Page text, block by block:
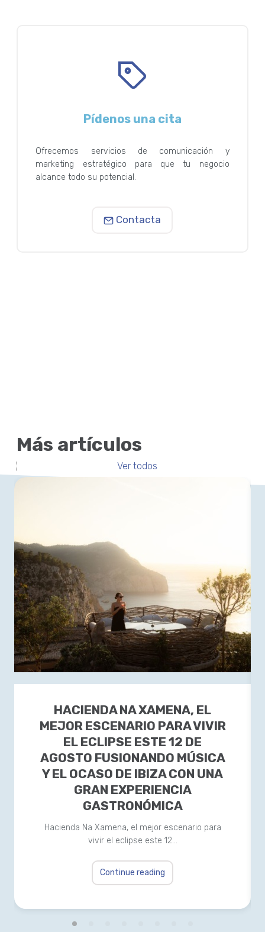
Pídenos una cita
Ofrecemos servicios de comunicación y
marketing estratégico para que tu negocio
alcance todo su potencial.
Contacta
Más artículos
Ver todos
HACIENDA NA XAMENA, EL
MEJOR ESCENARIO PARA VIVIR
EL ECLIPSE ESTE 12 DE
AGOSTO FUSIONANDO MÚSICA
Y EL OCASO DE IBIZA CON UNA
GRAN EXPERIENCIA
GASTRONÓMICA
Hacienda Na Xamena, el mejor escenario para
vivir el eclipse este 12…
Continue reading